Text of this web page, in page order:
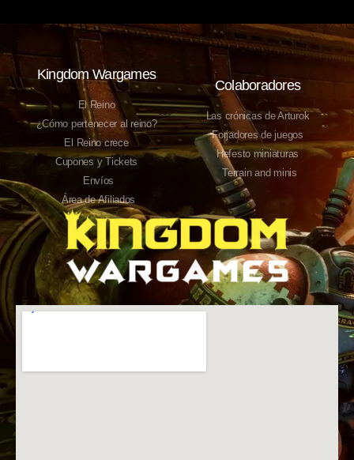
Kingdom Wargames
El Reino
¿Cómo pertenecer al reino?
El Reino crece
Cupones y Tickets
Envíos
Área de Afiliados
Colaboradores
Las crónicas de Arturok
Forjadores de juegos
Hefesto miniaturas
Terrain and minis